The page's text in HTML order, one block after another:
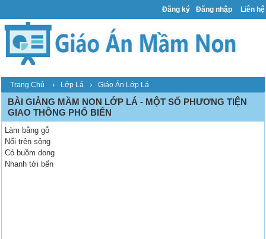
Đăng ký Đăng nhập Liên hệ
Trang Chủ › Lớp Lá › Giáo Án Lớp Lá
BÀI GIẢNG MẦM NON LỚP LÁ - MỘT SỐ PHƯƠNG TIỆN
GIAO THÔNG PHỔ BIẾN
Làm bằng gỗ
Nổi trên sông
Có buồm dong
Nhanh tới bến